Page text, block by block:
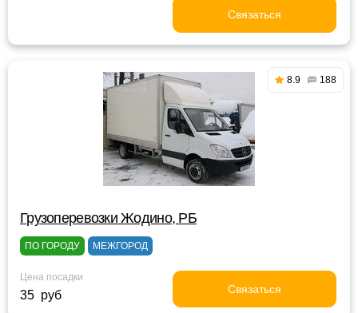
Связаться
8.9 188
Грузоперевозки Жодино, РБ
ПО ГОРОДУ МЕЖГОРОД
Цена посадки
35 руб Связаться